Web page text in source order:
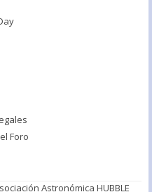
Foro
Astronómica HUBBLE